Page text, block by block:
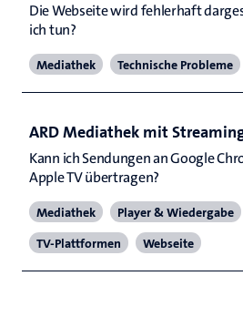
Die Webseite wird fehlerhaft
ich tun?
Mediathek Technische Probleme
ARD Mediathek mit
Kann ich Sendungen an Google
Apple TV übertragen?
Mediathek Player & Wiedergabe
TV-Plattformen
Webseite